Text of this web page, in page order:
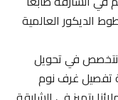
العالمية
في تحويل
غرف نوم